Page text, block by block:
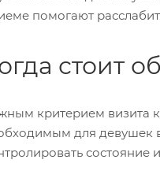
помогают
стоит
критерием визита к
для девушек в
состояние